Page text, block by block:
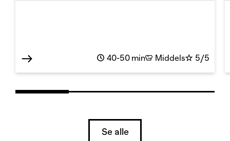
40-50 min Middels 5/5
Se alle